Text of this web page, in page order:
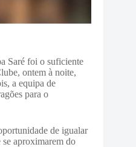
Saré foi o suficiente
ontem à noite,
a equipa de
para o
de igualar
aproximarem do